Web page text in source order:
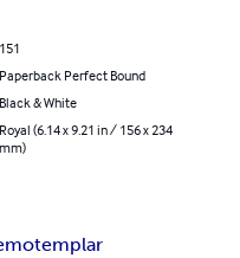
151
Paperback Perfect Bound
Black & White
Royal (6.14 x 9.21 in / 156 x 234
mm)
templar